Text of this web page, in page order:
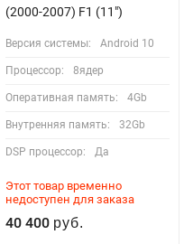
(2000-2007) F1 (11")
Версия системы: Android 10
Процессор: 8ядер
Оперативная память: 4Gb
Внутренняя память: 32Gb
DSP процессор: Да
Этот товар временно
недоступен для заказа
40 400 руб.